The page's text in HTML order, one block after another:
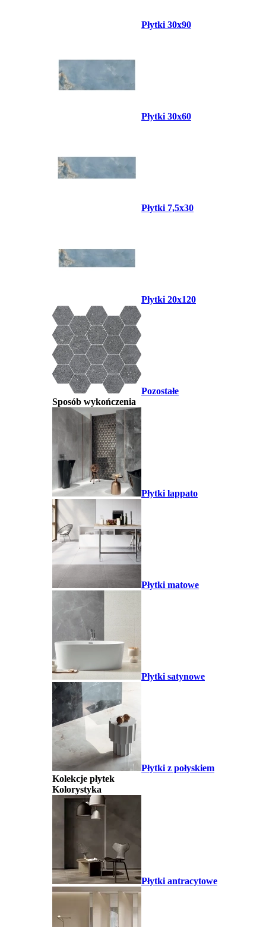
Płytki 30x90
Płytki 30x60
Płytki 7,5x30
Płytki 20x120
Pozostałe
Sposób wykończenia
Płytki lappato
Płytki matowe
Płytki satynowe
Płytki z połyskiem
Kolekcje płytek
Kolorystyka
Płytki antracytowe